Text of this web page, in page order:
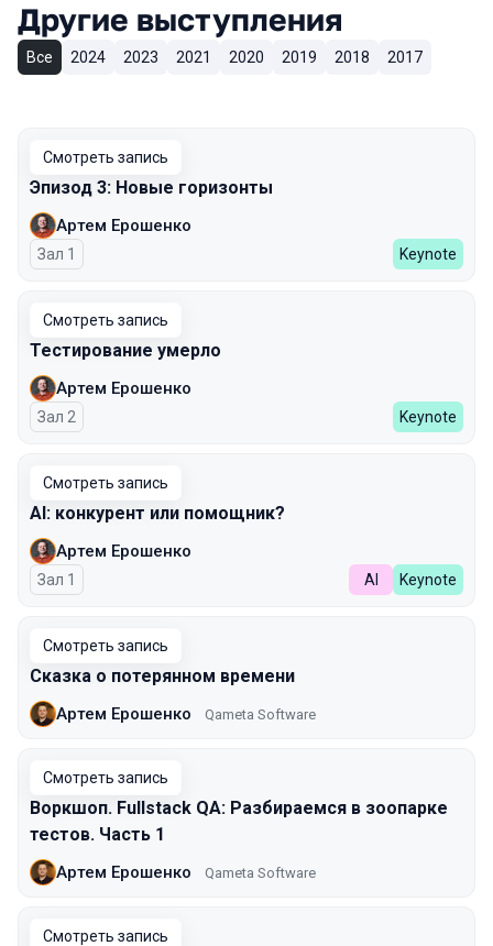
Другие выступления
Все 2024 2023 2021 2020 2019 2018 2017
Смотреть запись
Эпизод 3: Новые горизонты
Артем Ерошенко
Зал 1 Keynote
Смотреть запись
Тестирование умерло
Артем Ерошенко
Зал 2 Keynote
Смотреть запись
AI: конкурент или помощник?
Артем Ерошенко
Зал 1 AI Keynote
Смотреть запись
Сказка о потерянном времени
Артем Ерошенко Qameta Software
Смотреть запись
Воркшоп. Fullstack QA: Разбираемся в зоопарке
тестов. Часть 1
Артем Ерошенко Qameta Software
Смотреть запись